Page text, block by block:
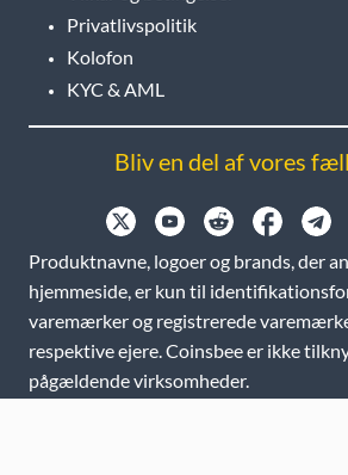
Privatlivspolitik
Kolofon
KYC & AML
Bliv en del af vores
Produktnavne, logoer og brands, der
hjemmeside, er kun til
varemærker og registrerede
respektive ejere. Coinsbee er ikke
pågældende virksomheder.